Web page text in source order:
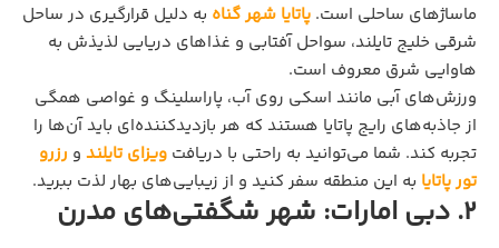
ماساژهای ساحلی است. پاتایا شهر گناه به دلیل قرارگیری در ساحل
شرقی خلیج تایلند، سواحل آفتابی و غذاهای دریایی لذیذش به
هاوایی شرق معروف است.
ورزش‌های آبی مانند اسکی روی آب، پاراسلینگ و غواصی همگی
از جاذبه‌های رایج پاتایا هستند که هر بازدیدکننده‌ای باید آن‌ها را
تجربه کند. شما می‌توانید به راحتی با دریافت ویزای تایلند و رزرو
تور پاتایا به این منطقه سفر کنید و از زیبایی‌های بهار لذت ببرید.
2. دبی امارات: شهر شگفتی‌های مدرن